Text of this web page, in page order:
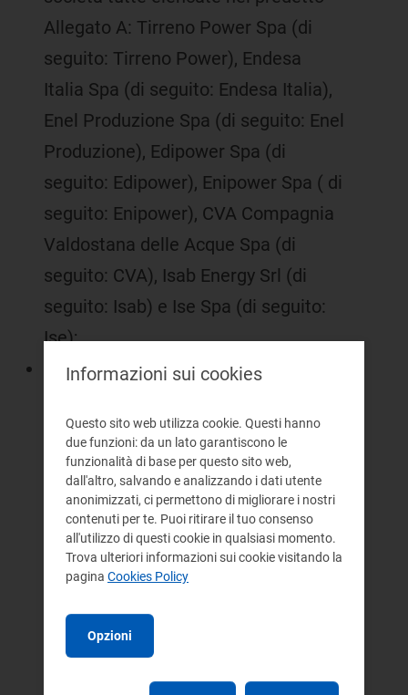
Allegato A: Tirreno Power Spa (di
seguito: Tirreno Power), Endesa
Italia Spa (di seguito: Endesa Italia),
Enel Produzione Spa (di seguito: Enel
Produzione), Edipower Spa (di
seguito: Edipower), Enipower Spa ( di
seguito: Enipower), CVA Compagnia
Valdostana delle Acque Spa (di
seguito: CVA), Isab Energy Srl (di
seguito: Isab) e Ise Spa (di seguito:
Ise);
nell'ambito dei richiamati
studio commissionato ad in istituto
di ricerca internazionale da
Edipower, Endesa Italia, Enel
Produzione, Enipower e Tirreno
Power, non sono state prodotte altre
memorie difensive ne ulteriori
documenti entro il termine
perentorio a tal fine previsto
dall'articolo 16, comma 3, del dPR n.
Informazioni sui cookies
Questo sito web utilizza cookie. Questi hanno
due funzioni: da un lato garantiscono le
funzionalità di base per questo sito web,
dall'altro, salvando e analizzando i dati utente
anonimizzati, ci permettono di migliorare i nostri
contenuti per te. Puoi ritirare il tuo consenso
all'utilizzo di questi cookie in qualsiasi momento.
Trova ulteriori informazioni sui cookie visitando la
pagina Cookies Policy
Opzioni